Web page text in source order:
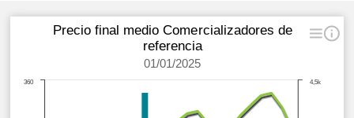
Precio final medio Comercializadores de
referencia
01/01/2025
4,5k
360